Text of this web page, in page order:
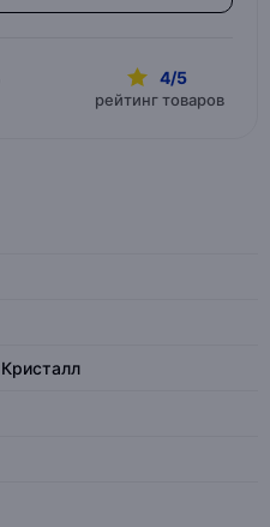
4/5
рейтинг товаров
Кристалл